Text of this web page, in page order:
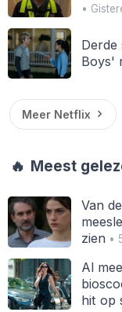
•
Boys'
Meer Netflix
🔥 Meest
Van
zien•
Al
hit op